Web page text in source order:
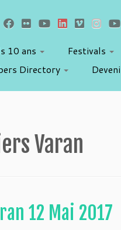
10 ans Festivals
Directory
Varan
12 Mai 2017